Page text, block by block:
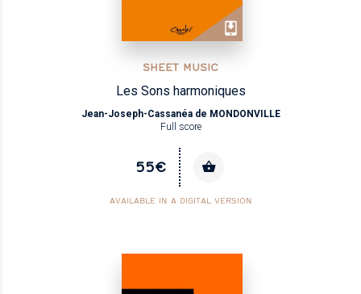
SHEET MUSIC
Les Sons harmoniques
Jean-Joseph-Cassanéa de MONDONVILLE
Full score
55€
AVAILABLE IN A DIGITAL VERSION